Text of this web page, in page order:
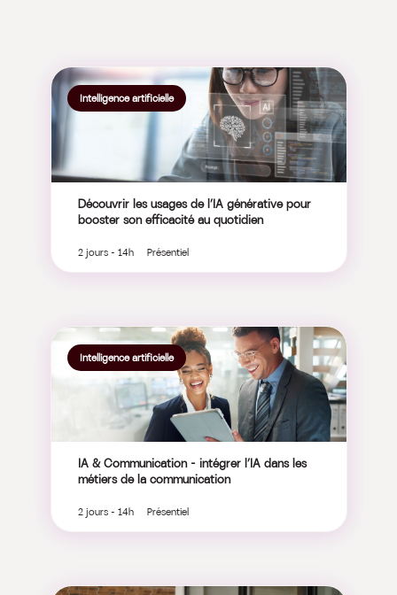
Intelligence artificielle
Découvrir les usages de l’IA générative pour
booster son efficacité au quotidien
2 jours - 14h Présentiel
Intelligence artificielle
IA & Communication – intégrer l’IA dans les
métiers de la communication
2 jours - 14h Présentiel